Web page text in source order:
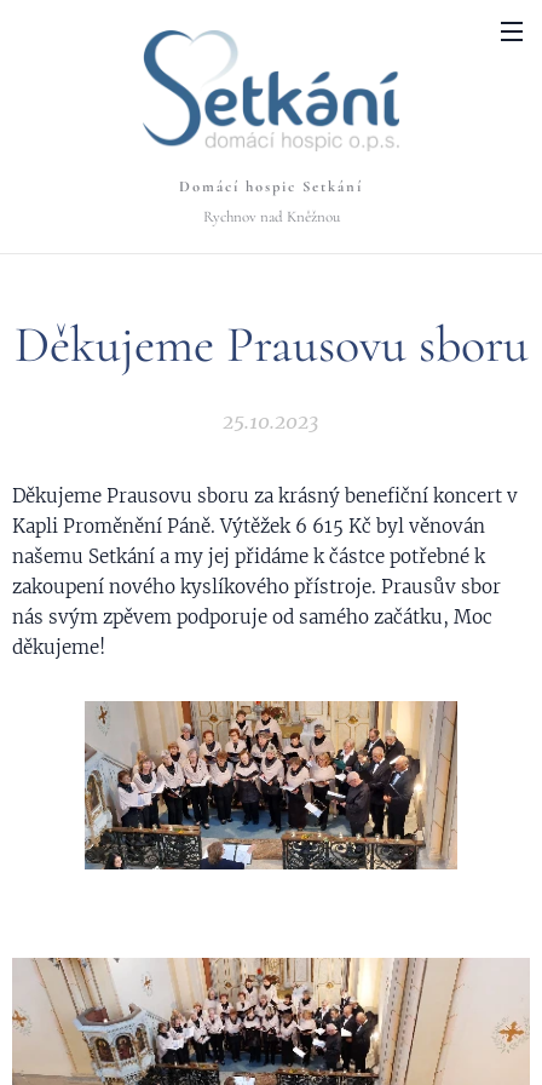
Domácí hospic Setkání
Rychnov nad Kněžnou
Děkujeme Prausovu sboru
25.10.2023
Děkujeme Prausovu sboru za krásný benefiční koncert v
Kapli Proměnění Páně. Výtěžek 6 615 Kč byl věnován
našemu Setkání a my jej přidáme k částce potřebné k
zakoupení nového kyslíkového přístroje. Prausův sbor
nás svým zpěvem podporuje od samého začátku, Moc
děkujeme!